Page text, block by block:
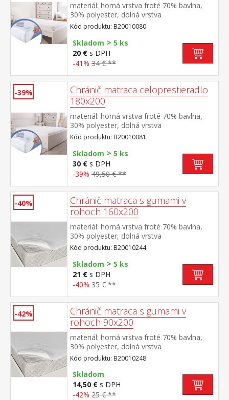
materiál: horná vrstva froté 70% bavlna,
30% polyester, dolná vrstva
polyuretán farebné prevedenie biela obšité
gumou, prateľné do 60 °C
Kód produktu: B20010080
Skladom > 5 ks
20 € s DPH
-41% 34 € **
-39%
Chránič matraca celoprestieradlo
180x200
materiál: horná vrstva froté 70% bavlna,
30% polyester, dolná vrstva
polyuretán farebné prevedenie biela obšité
gumou, prateľné do 60 °C
Kód produktu: B20010081
Skladom > 5 ks
30 € s DPH
-39% 49,50 € **
-40%
Chránič matraca s gumami v
rohoch 160x200
materiál: horná vrstva froté 70% bavlna,
30% polyester, dolná vrstva
polyuretán farebné prevedenie biela v
rohoch všité gumy, prateľné do 60 °C
Kód produktu: B20010244
Skladom > 5 ks
21 € s DPH
-40% 35 € **
-42%
Chránič matraca s gumami v
rohoch 90x200
materiál: horná vrstva froté 70% bavlna,
30% polyester, dolná vrstva
polyuretán farebné prevedenie biela v
rohoch všité gumy, prateľné do 60 °C
Kód produktu: B20010248
Skladom
14,50 € s DPH
-42% 25 € **